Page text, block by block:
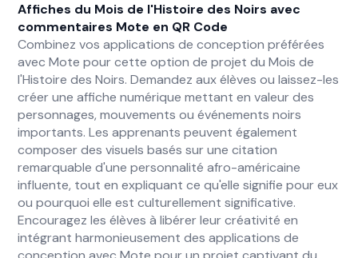
Affiches du Mois de l'Histoire des Noirs avec
commentaires Mote en QR Code
Combinez vos applications de conception préférées
avec Mote pour cette option de projet du Mois de
l'Histoire des Noirs. Demandez aux élèves ou laissez-les
créer une affiche numérique mettant en valeur des
personnages, mouvements ou événements noirs
importants. Les apprenants peuvent également
composer des visuels basés sur une citation
remarquable d'une personnalité afro-américaine
influente, tout en expliquant ce qu'elle signifie pour eux
ou pourquoi elle est culturellement significative.
Encouragez les élèves à libérer leur créativité en
intégrant harmonieusement des applications de